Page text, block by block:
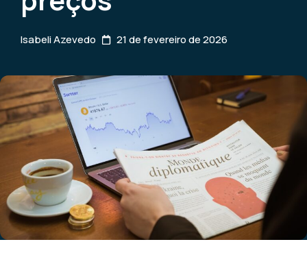
Isabeli Azevedo 21 de fevereiro de 2026